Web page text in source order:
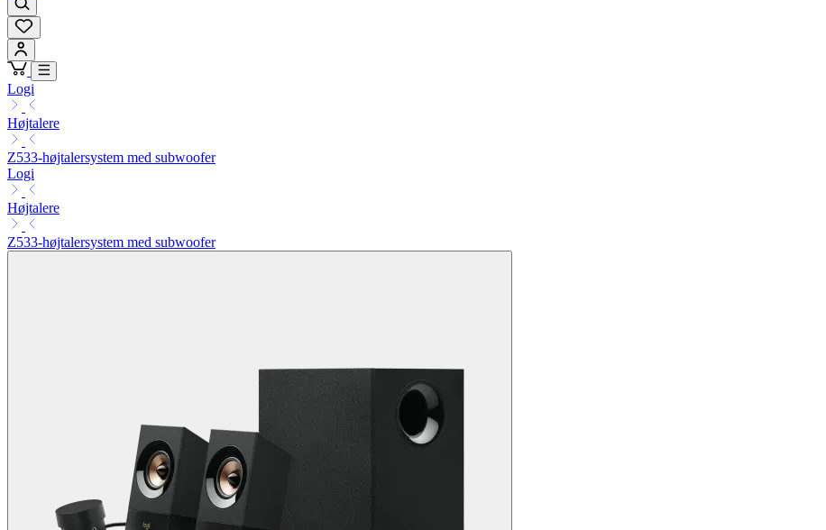
Logi
Højtalere
Z533-højtalersystem med subwoofer
Logi
Højtalere
Z533-højtalersystem med subwoofer